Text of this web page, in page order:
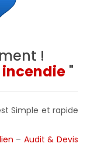
!
"
Simple et rapide
– Audit & Devis